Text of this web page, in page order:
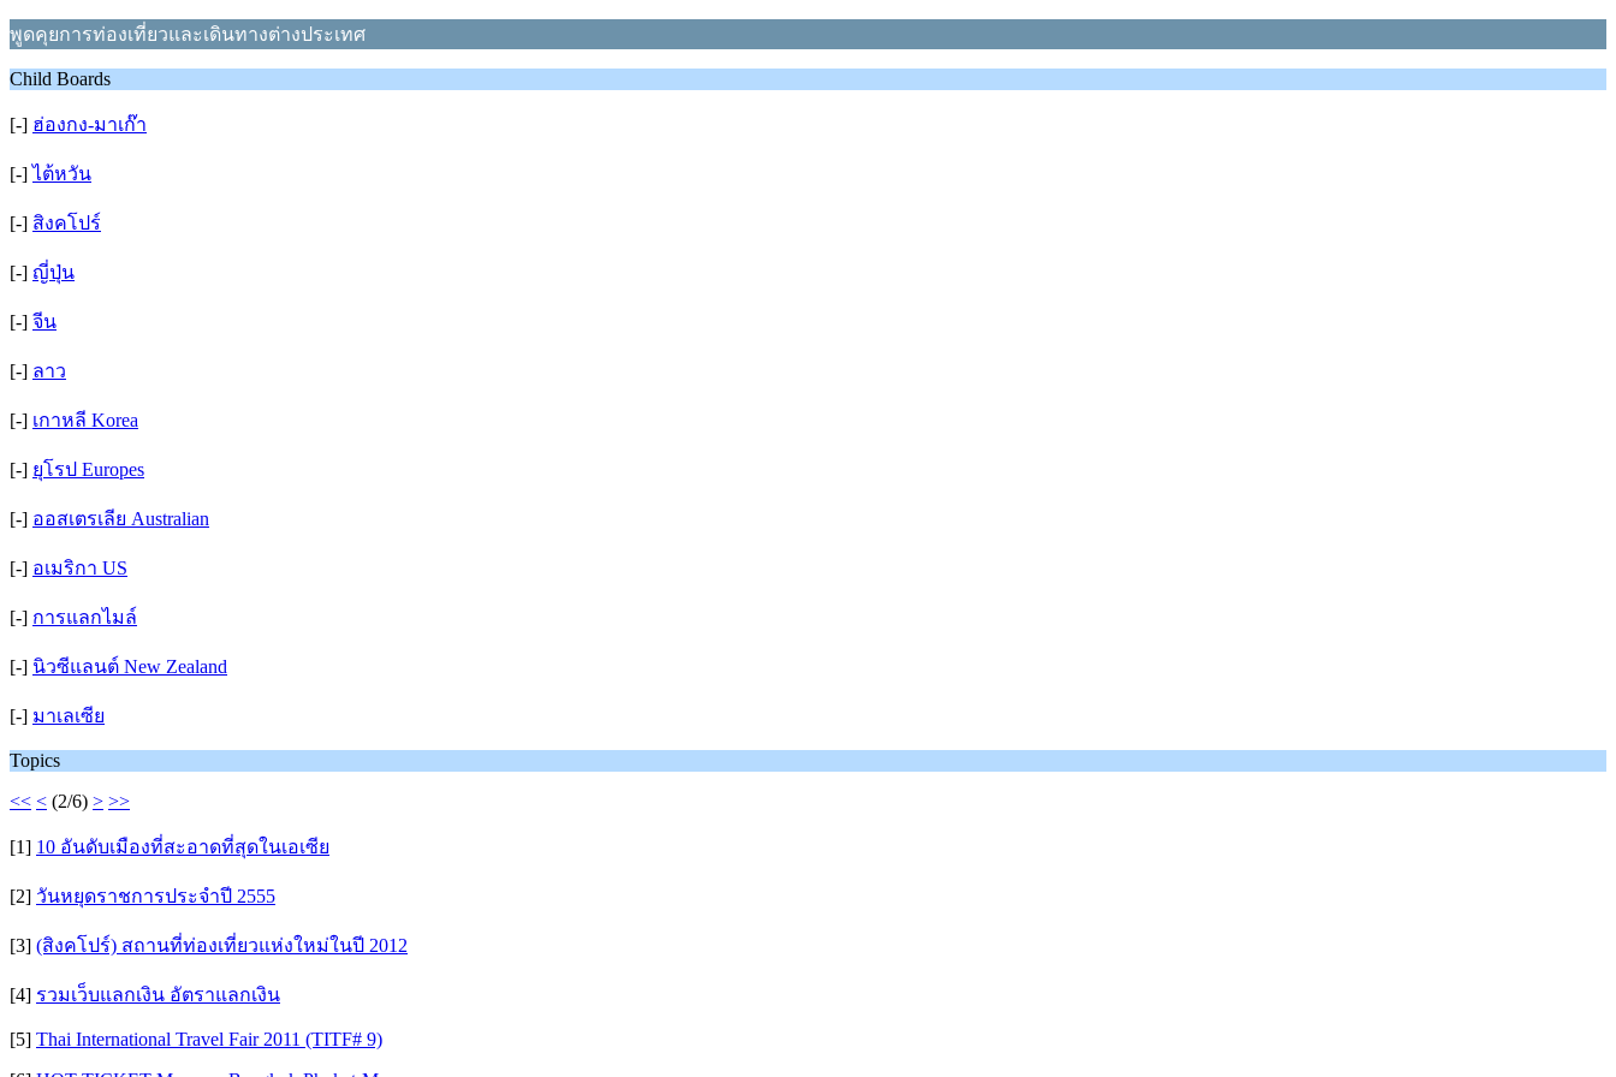
พูดคุยการท่องเที่ยวและเดินทางต่างประเทศ
Child Boards
[-] ฮ่องกง-มาเก๊า
[-]ไต้หวัน
[-] สิงคโปร์
[-] ญี่ปุ่น
[-] จีน
[-] ลาว
[-] เกาหลี Korea
[-] ยุโรป Europes
[-] ออสเตรเลีย Australian
[-] อเมริกา US
[-] การแลกไมล์
[-] นิวซีแลนต์ New Zealand
[-] มาเลเซีย
Topics
<< < (2/6) > >>
[1] 10 อันดับเมืองที่สะอาดที่สุดในเอเซีย
[2] วันหยุดราชการประจำปี 2555
[3] (สิงคโปร์) สถานที่ท่องเที่ยวแห่งใหม่ในปี 2012
[4] รวมเว็บแลกเงิน อัตราแลกเงิน
[5] Thai International Travel Fair 2011 (TITF# 9)